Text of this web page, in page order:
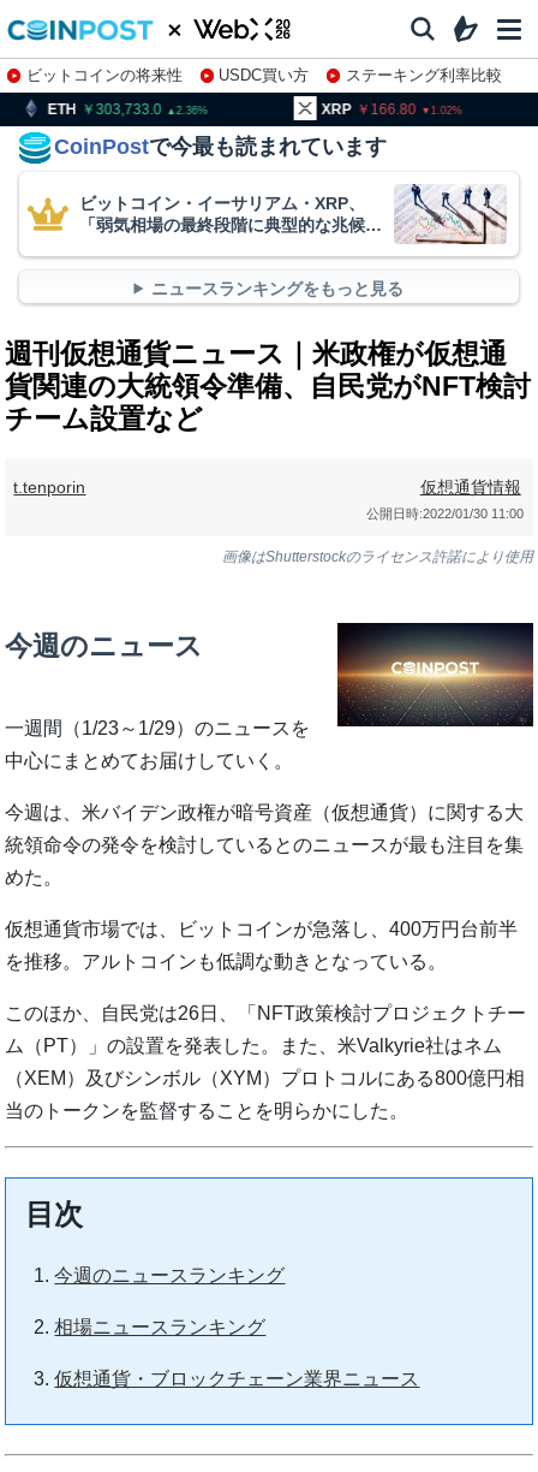
ビットコインの将来性 USDC買い方
ステーキング利率比較
株特集・関連銘柄
303,733.0 2.36 166.80 1.02
CoinPostで今最も読まれています
ビットコイン・イーサリアム・XRP、
「弱気相場の最終段階に典型的な兆候」
ニュースランキングをもっと見る
週刊仮想通貨ニュース｜米政権が仮想通
貨関連の大統領令準備、自民党がNFT検討
チーム設置など
t.tenporin 仮想通貨情報
公開日時:2022/01/30 11:00
画像はShutterstockのライセンス許諾により使用
今週のニュース
一週間（1/23～1/29）のニュースを
中心にまとめてお届けしていく。
今週は、米バイデン政権が暗号資産（仮想通貨）に関する大
統領命令の発令を検討しているとのニュースが最も注目を集
めた。
仮想通貨市場では、ビットコインが急落し、400万円台前半
を推移。アルトコインも低調な動きとなっている。
このほか、自民党は26日、「NFT政策検討プロジェクトチー
ム（PT）」の設置を発表した。また、米Valkyrie社はネム
（XEM）及びシンボル（XYM）プロトコルにある800億円相
当のトークンを監督することを明らかにした。
目次
今週のニュースランキング
相場ニュースランキング
仮想通貨・ブロックチェーン業界ニュース